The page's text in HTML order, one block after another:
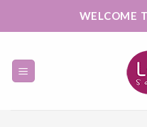
WELCOME